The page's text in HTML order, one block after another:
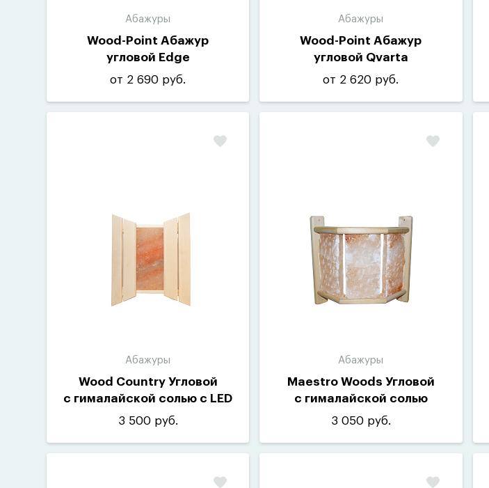
Абажуры
Wood-Point Абажур
угловой Edge
от 2 690 руб.
Абажуры
Wood-Point Абажур
угловой Qvarta
от 2 620 руб.
Абажуры
Wood Country Угловой
с гималайской солью с LED
подсветкой
3 500 руб.
Абажуры
Maestro Woods Угловой
с гималайской солью
АГС-3
3 050 руб.